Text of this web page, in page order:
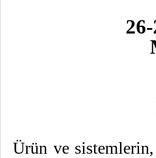
Ürün ve